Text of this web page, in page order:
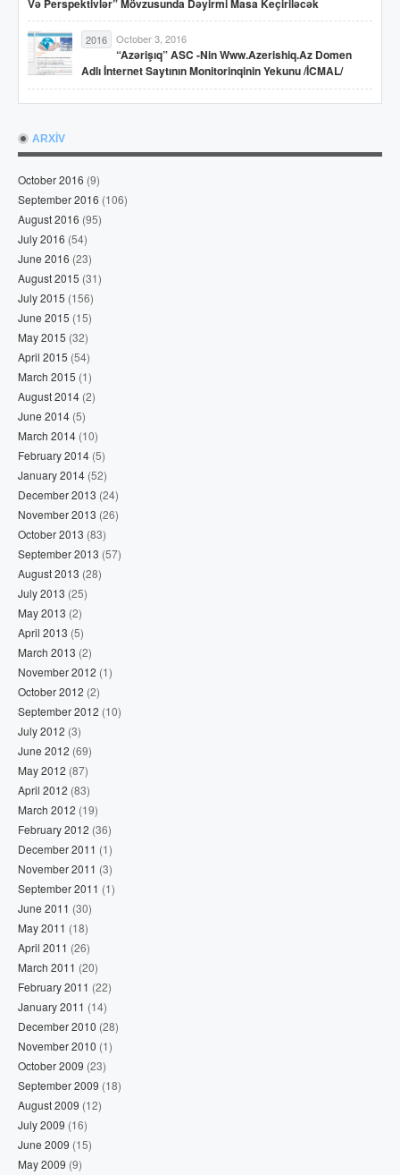
Və Perspektivlər” Mövzusunda Dəyirmi Masa Keçiriləcək
2016 October 3, 2016
“Azərişıq” ASC -nin Www.azerishiq.az Domen
Adlı İnternet Saytının Monitorinqinin Yekunu /İCMAL/
ARXİV
October 2016 (9)
September 2016 (106)
August 2016 (95)
July 2016 (54)
June 2016 (23)
August 2015 (31)
July 2015 (156)
June 2015 (15)
May 2015 (32)
April 2015 (54)
March 2015 (1)
August 2014 (2)
June 2014 (5)
March 2014 (10)
February 2014 (5)
January 2014 (52)
December 2013 (24)
November 2013 (26)
October 2013 (83)
September 2013 (57)
August 2013 (28)
July 2013 (25)
May 2013 (2)
April 2013 (5)
March 2013 (2)
November 2012 (1)
October 2012 (2)
September 2012 (10)
July 2012 (3)
June 2012 (69)
May 2012 (87)
April 2012 (83)
March 2012 (19)
February 2012 (36)
December 2011 (1)
November 2011 (3)
September 2011 (1)
June 2011 (30)
May 2011 (18)
April 2011 (26)
March 2011 (20)
February 2011 (22)
January 2011 (14)
December 2010 (28)
November 2010 (1)
October 2009 (23)
September 2009 (18)
August 2009 (12)
July 2009 (16)
June 2009 (15)
May 2009 (9)